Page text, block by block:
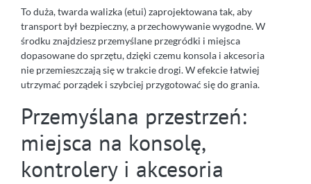
To duża, twarda walizka (etui) zaprojektowana tak, aby
transport był bezpieczny, a przechowywanie wygodne. W
środku znajdziesz przemyślane przegródki i miejsca
dopasowane do sprzętu, dzięki czemu konsola i akcesoria
nie przemieszczają się w trakcie drogi. W efekcie łatwiej
utrzymać porządek i szybciej przygotować się do grania.
Przemyślana przestrzeń:
miejsca na konsolę,
kontrolery i akcesoria